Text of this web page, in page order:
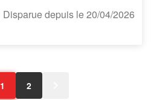
Disparue depuis le 20/04/2026
1 2